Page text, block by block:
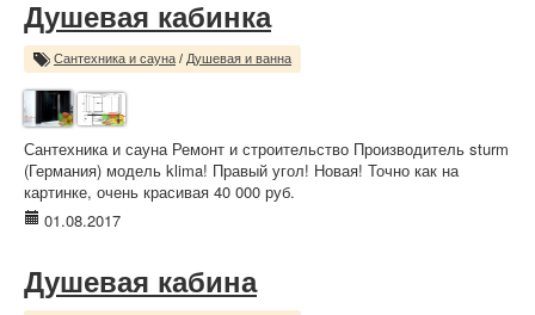
Душевая кабинка
Сантехника и сауна / Душевая и ванна
Сантехника и сауна Ремонт и строительство Производитель sturm
(Германия) модель klima! Правый угол! Новая! Точно как на
картинке, очень красивая 40 000 руб.
01.08.2017
Душевая кабина